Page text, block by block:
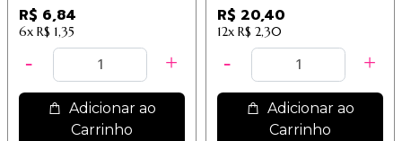
R$ 6,84
6x R$ 1,35
Adicionar ao
Carrinho
R$ 20,40
12x R$ 2,30
Adicionar ao
Carrinho